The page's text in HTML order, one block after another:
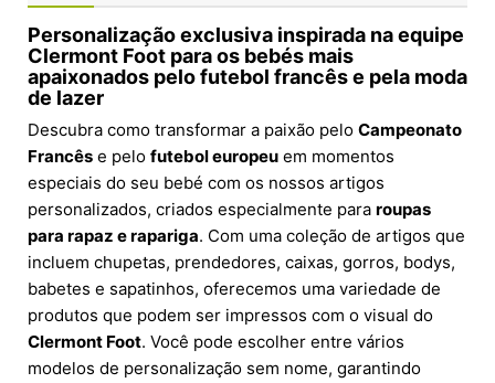
Personalização exclusiva inspirada na equipe
Clermont Foot para os bebés mais
apaixonados pelo futebol francês e pela moda
de lazer
Descubra como transformar a paixão pelo Campeonato
Francês e pelo futebol europeu em momentos
especiais do seu bebé com os nossos artigos
personalizados, criados especialmente para roupas
para rapaz e rapariga. Com uma coleção de artigos que
incluem chupetas, prendedores, caixas, gorros, bodys,
babetes e sapatinhos, oferecemos uma variedade de
produtos que podem ser impressos com o visual do
Clermont Foot. Você pode escolher entre vários
modelos de personalização sem nome, garantindo